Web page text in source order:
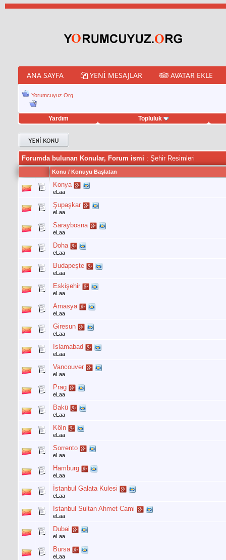
ANA SAYFA YENI MESAJLAR AVATAR EKLE
Yorumcuyuz.Org
Yardım Topluluk
hilesi
Forumda bulunan Konular, Forum ismi : Şehir Resimleri
Konu / Konuyu Başlatan
Konya
eLaa
Şupaşkar
eLaa
Saraybosna
eLaa
Doha
eLaa
Budapeşte
eLaa
Eskişehir
eLaa
Amasya
eLaa
Giresun
eLaa
İslamabad
eLaa
Vancouver
eLaa
Prag
eLaa
Bakü
eLaa
Köln
eLaa
Sorrento
eLaa
Hamburg
eLaa
İstanbul Galata Kulesi
eLaa
İstanbul Sultan Ahmet Cami
eLaa
Dubai
eLaa
Bursa
eLaa